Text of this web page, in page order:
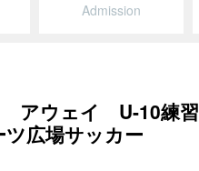
Admission
アウェイ U-10練習
場サッカー